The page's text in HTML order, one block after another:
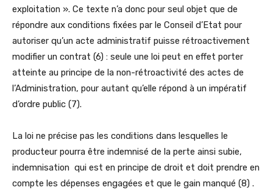
exploitation ». Ce texte n’a donc pour seul objet que de
répondre aux conditions fixées par le Conseil d’Etat pour
autoriser qu’un acte administratif puisse rétroactivement
modifier un contrat (6) : seule une loi peut en effet porter
atteinte au principe de la non-rétroactivité des actes de
l’Administration, pour autant qu’elle répond à un impératif
d’ordre public (7).
La loi ne précise pas les conditions dans lesquelles le
producteur pourra être indemnisé de la perte ainsi subie,
indemnisation qui est en principe de droit et doit prendre en
compte les dépenses engagées et que le gain manqué (8) .